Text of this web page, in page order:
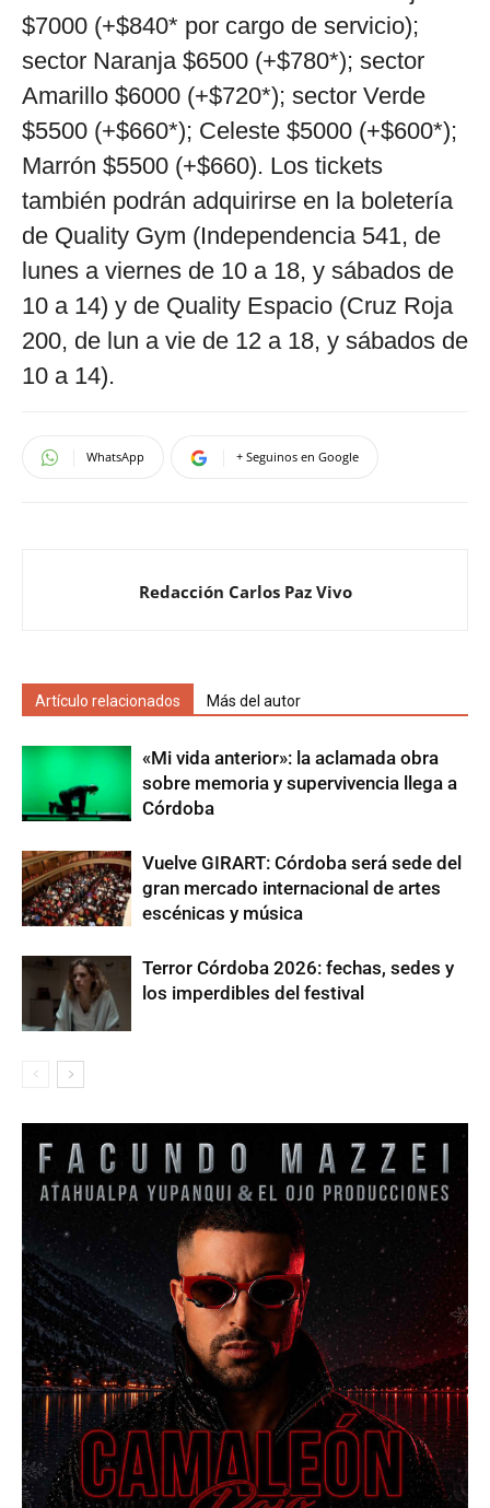
$7000 (+$840* por cargo de servicio);
sector Naranja $6500 (+$780*); sector
Amarillo $6000 (+$720*); sector Verde
$5500 (+$660*); Celeste $5000 (+$600*);
Marrón $5500 (+$660). Los tickets
también podrán adquirirse en la boletería
de Quality Gym (Independencia 541, de
lunes a viernes de 10 a 18, y sábados de
10 a 14) y de Quality Espacio (Cruz Roja
200, de lun a vie de 12 a 18, y sábados de
10 a 14).
WhatsApp + Seguinos en Google
Redacción Carlos Paz Vivo
Artículo relacionados Más del autor
«Mi vida anterior»: la aclamada obra
sobre memoria y supervivencia llega a
Córdoba
Vuelve GIRART: Córdoba será sede del
gran mercado internacional de artes
escénicas y música
Terror Córdoba 2026: fechas, sedes y
los imperdibles del festival